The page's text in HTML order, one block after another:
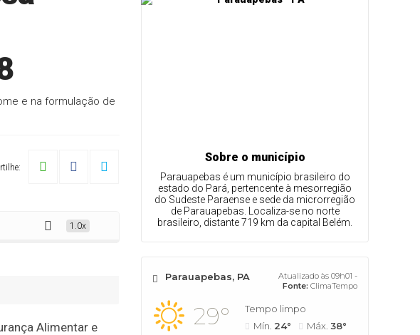
e na formulação de
de segurança alimentar para o biênio 2026-2028
1.0x
Alimentar e
Sobre o município
Parauapebas é um município brasileiro do
estado do Pará, pertencente à mesorregião
do Sudeste Paraense e sede da microrregião
de Parauapebas. Localiza-se no norte
brasileiro, distante 719 km da capital Belém.
Parauapebas, PA
Atualizado às 09h01 -
Fonte: ClimaTempo
29°
Tempo limpo
Mín. 24° Máx. 38°